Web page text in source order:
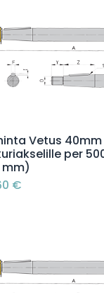
Lisää
Vetus 40mm
per
mm)
€